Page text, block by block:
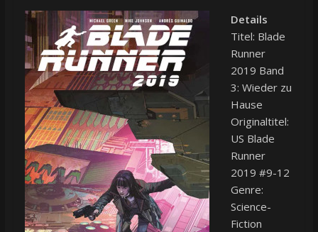
Details
Titel: Blade
Runner
2019 Band
3: Wieder zu
Hause
Originaltitel:
US Blade
Runner
2019 #9-12
Genre:
Science-
Fiction